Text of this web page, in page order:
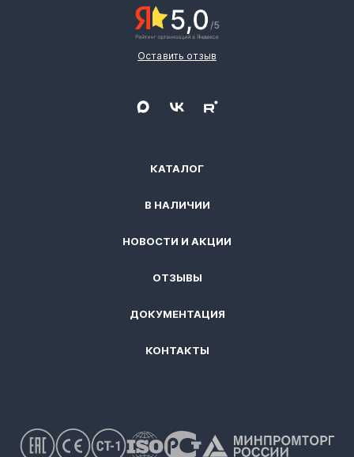
КАТАЛОГ
В НАЛИЧИИ
НОВОСТИ И АКЦИИ
ОТЗЫВЫ
ДОКУМЕНТАЦИЯ
КОНТАКТЫ
Оставить отзыв